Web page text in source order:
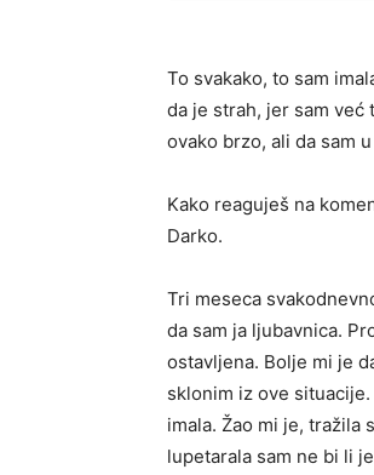
To svakako, to sam
da je strah, jer sam
ovako brzo, ali da sam
Kako reaguješ na
Darko.
Tri meseca
da sam ja ljubavnica.
ostavljena. Bolje mi je
sklonim iz ove
imala. Žao mi je, tražila
lupetarala sam ne bi li